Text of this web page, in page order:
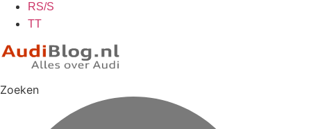
RS/S
TT
Zoeken